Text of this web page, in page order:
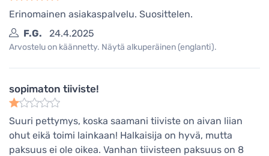
Erinomainen asiakaspalvelu. Suosittelen.
F.G.
24.4.2025
Arvostelu on käännetty. Näytä alkuperäinen (englanti).
sopimaton tiiviste!
Suuri pettymys, koska saamani tiiviste on aivan liian
ohut eikä toimi lainkaan! Halkaisija on hyvä, mutta
paksuus ei ole oikea. Vanhan tiivisteen paksuus on 8